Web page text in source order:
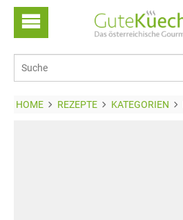
HOME REZEPTE KATEGORIEN